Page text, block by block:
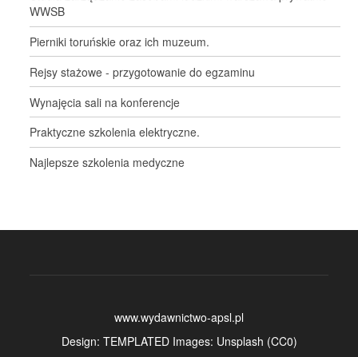
WWSB
Pierniki toruńskie oraz ich muzeum.
Rejsy stażowe - przygotowanie do egzaminu
Wynajęcia sali na konferencje
Praktyczne szkolenia elektryczne.
Najlepsze szkolenia medyczne
www.wydawnictwo-apsl.pl
Design: TEMPLATEDImages: Unsplash (CC0)